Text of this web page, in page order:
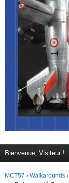
Bienvenue, Visiteur !
MCT57 › Walkarounds ›